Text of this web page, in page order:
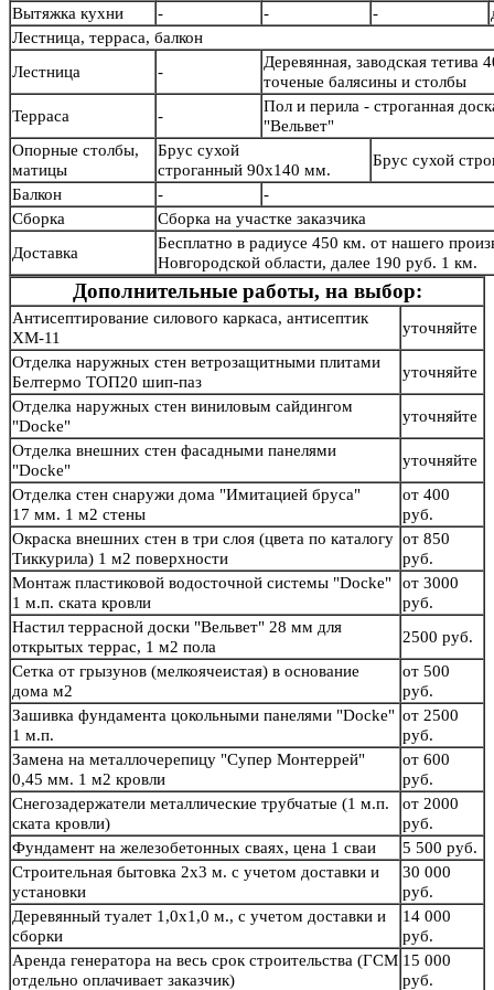
Вытяжка кухни
- - -
Лестница, терраса, балкон
Лестница
-
Деревянная, заводская тетива
точеные балясины и
Терраса
-
Пол и перила - строганная
"Вельвет"
Опорные столбы,
матицы
Брус сухой
строганный 90х140 мм.
Брус сухой
Балкон
-
-
Сборка
Сборка на участке заказчика
Доставка
Бесплатно в радиусе 450 км. от нашего
Новгородской области, далее 190 руб. 1 км.
Дополнительные работы, на выбор:
Антисептирование силового каркаса, антисептик
ХМ-11
уточняйте
Отделка наружных стен ветрозащитными плитами
Белтермо ТОП20 шип-паз
уточняйте
Отделка наружных стен виниловым сайдингом
"Docke"
уточняйте
Отделка внешних стен фасадными панелями
"Docke"
уточняйте
Отделка стен снаружи дома "Имитацией бруса"
17 мм. 1 м2 стены
от 400
руб.
Окраска внешних стен в три слоя (цвета по каталогу
Тиккурила) 1 м2 поверхности
от 850
руб.
Монтаж пластиковой водосточной системы "Docke"
1 м.п. ската кровли
от 3000
руб.
Настил террасной доски "Вельвет" 28 мм для
открытых террас, 1 м2 пола
2500 руб.
Сетка от грызунов (мелкоячеистая) в основание
дома м2
от 500
руб.
Зашивка фундамента цокольными панелями "Docke"
1 м.п.
от 2500
руб.
Замена на металлочерепицу "Супер Монтеррей"
0,45 мм. 1 м2 кровли
от 600
руб.
Снегозадержатели металлические трубчатые (1 м.п.
ската кровли)
от 2000
руб.
Фундамент на железобетонных сваях, цена 1 сваи
5 500 руб.
Строительная бытовка 2х3 м. с учетом доставки и
установки
30 000
руб.
Деревянный туалет 1,0х1,0 м., с учетом доставки и
сборки
14 000
руб.
Аренда генератора на весь срок строительства (ГСМ
отдельно оплачивает заказчик)
15 000
руб.